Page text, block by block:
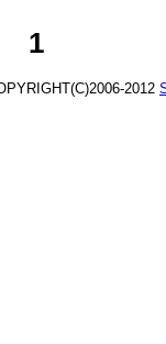
1
2012